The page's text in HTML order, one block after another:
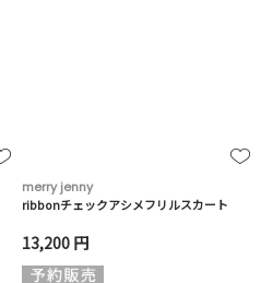
merry jenny
ribbonチェックアシメフリルスカート
13,200 円